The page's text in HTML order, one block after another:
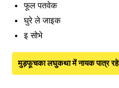
फूल पतवेक
घुरे ले जाइक
इ सोभे
मुड़फूचका लघुकथा में नायक पात्र रहे